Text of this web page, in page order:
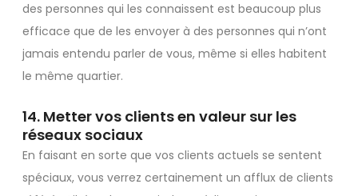
des personnes qui les connaissent est beaucoup plus
efficace que de les envoyer à des personnes qui n’ont
jamais entendu parler de vous, même si elles habitent
le même quartier.
14. Metter vos clients en valeur sur les
réseaux sociaux
En faisant en sorte que vos clients actuels se sentent
spéciaux, vous verrez certainement un afflux de clients